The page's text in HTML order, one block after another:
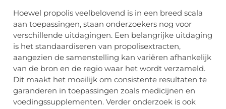
Hoewel propolis veelbelovend is in een breed scala
aan toepassingen, staan onderzoekers nog voor
verschillende uitdagingen. Een belangrijke uitdaging
is het standaardiseren van propolisextracten,
aangezien de samenstelling kan variëren afhankelijk
van de bron en de regio waar het wordt verzameld.
Dit maakt het moeilijk om consistente resultaten te
garanderen in toepassingen zoals medicijnen en
voedingssupplementen. Verder onderzoek is ook